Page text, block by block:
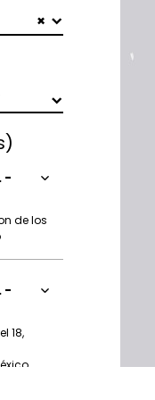
×
-
de los
-
18,